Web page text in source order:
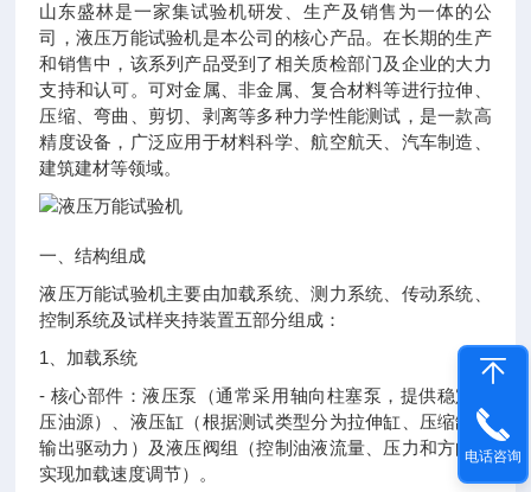
山东盛林是一家集试验机研发、生产及销售为一体的公
司，液压万能试验机是本公司的核心产品。在长期的生产
和销售中，该系列产品受到了相关质检部门及企业的大力
支持和认可。可对金属、非金属、复合材料等进行拉伸、
压缩、弯曲、剪切、剥离等多种力学性能测试，是一款高
精度设备，广泛应用于材料科学、航空航天、汽车制造、
建筑建材等领域。
一、结构组成
液压万能试验机主要由加载系统、测力系统、传动系统、
控制系统及试样夹持装置五部分组成：
1、加载系统
- 核心部件：液压泵（通常采用轴向柱塞泵，提供稳定高
压油源）、液压缸（根据测试类型分为拉伸缸、压缩缸，
输出驱动力）及液压阀组（控制油液流量、压力和方向，
实现加载速度调节）。
电话咨询